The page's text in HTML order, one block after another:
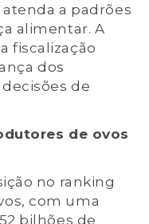
a padrões
alimentar. A
fiscalização
dos
de
de ovos
no ranking
com uma
bilhões de